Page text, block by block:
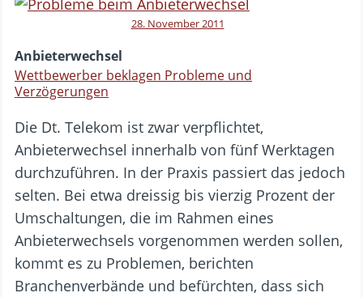
28. November 2011
Anbieterwechsel
Wettbewerber beklagen Probleme und
Verzögerungen
Die Dt. Telekom ist zwar verpflichtet,
Anbieterwechsel innerhalb von fünf Werktagen
durchzuführen. In der Praxis passiert das jedoch
selten. Bei etwa dreissig bis vierzig Prozent der
Umschaltungen, die im Rahmen eines
Anbieterwechsels vorgenommen werden sollen,
kommt es zu Problemen, berichten
Branchenverbände und befürchten, dass sich